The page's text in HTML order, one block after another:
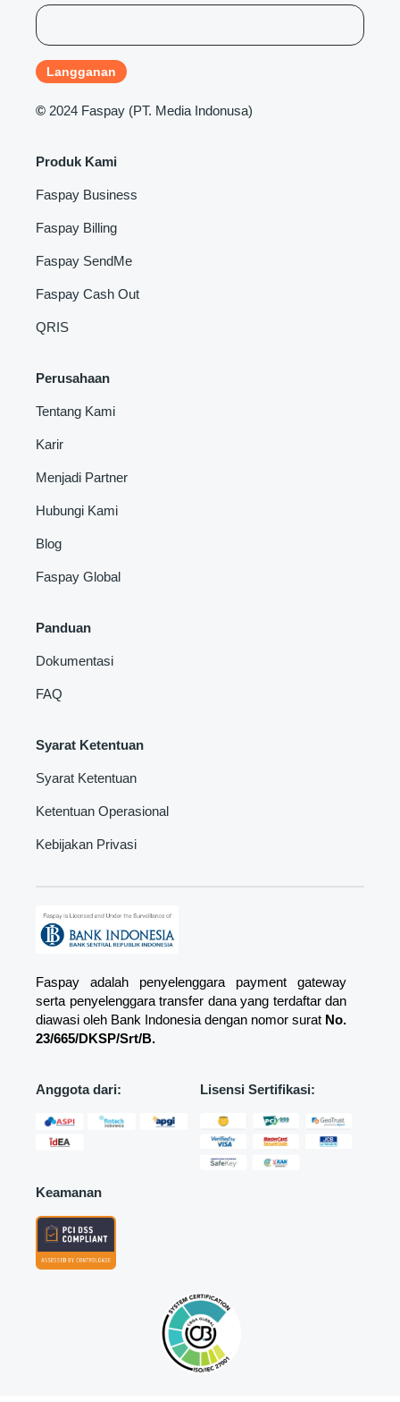
© 2024 Faspay (PT. Media Indonusa)
Produk Kami
Faspay Business
Faspay Billing
Faspay SendMe
Faspay Cash Out
QRIS
Perusahaan
Tentang Kami
Karir
Menjadi Partner
Hubungi Kami
Blog
Faspay Global
Panduan
Dokumentasi
FAQ
Syarat Ketentuan
Syarat Ketentuan
Ketentuan Operasional
Kebijakan Privasi
Faspay adalah penyelenggara payment gateway
serta penyelenggara transfer dana yang terdaftar dan
diawasi oleh Bank Indonesia dengan nomor surat No.
23/665/DKSP/Srt/B.
Anggota dari: Lisensi Sertifikasi:
Keamanan